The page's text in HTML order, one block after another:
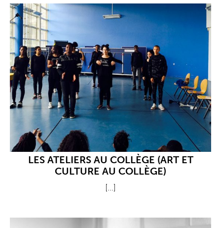
LES ATELIERS AU COLLÈGE (ART ET
CULTURE AU COLLÈGE)
[...]